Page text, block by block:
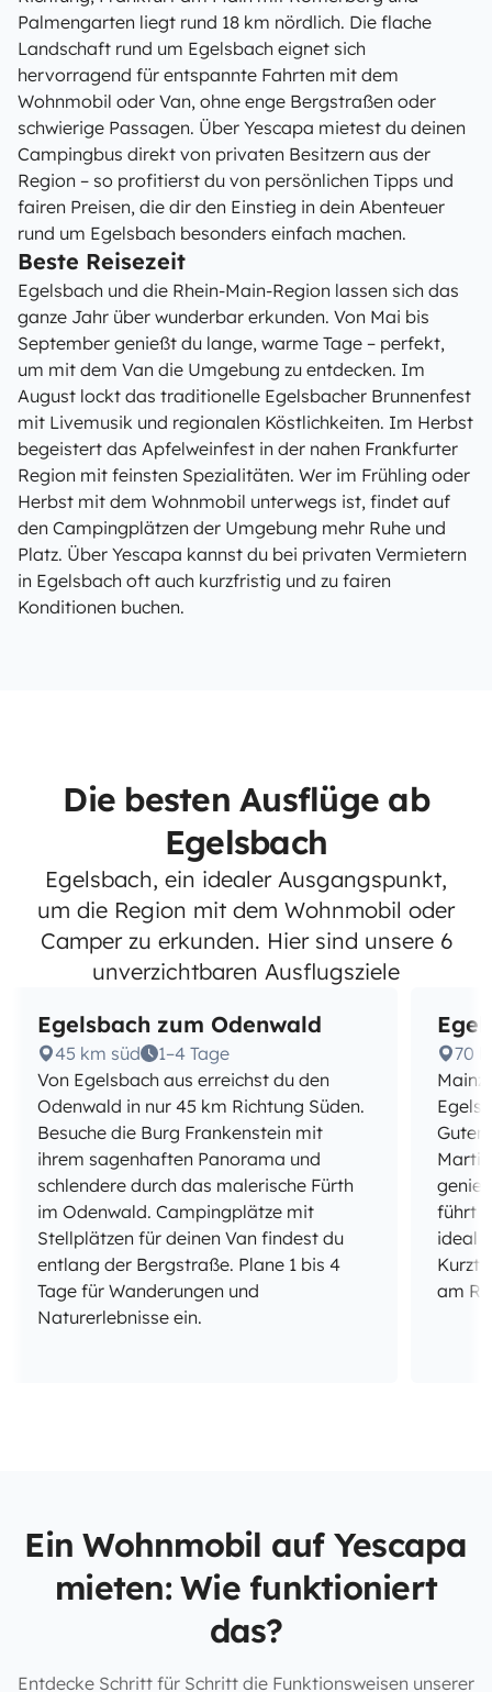
Palmengarten liegt rund 18 km nördlich. Die flache
Landschaft rund um Egelsbach eignet sich
hervorragend für entspannte Fahrten mit dem
Wohnmobil oder Van, ohne enge Bergstraßen oder
schwierige Passagen. Über Yescapa mietest du deinen
Campingbus direkt von privaten Besitzern aus der
Region – so profitierst du von persönlichen Tipps und
fairen Preisen, die dir den Einstieg in dein Abenteuer
rund um Egelsbach besonders einfach machen.
Beste Reisezeit
Egelsbach und die Rhein-Main-Region lassen sich das
ganze Jahr über wunderbar erkunden. Von Mai bis
September genießt du lange, warme Tage – perfekt,
um mit dem Van die Umgebung zu entdecken. Im
August lockt das traditionelle Egelsbacher Brunnenfest
mit Livemusik und regionalen Köstlichkeiten. Im Herbst
begeistert das Apfelweinfest in der nahen Frankfurter
Region mit feinsten Spezialitäten. Wer im Frühling oder
Herbst mit dem Wohnmobil unterwegs ist, findet auf
den Campingplätzen der Umgebung mehr Ruhe und
Platz. Über Yescapa kannst du bei privaten Vermietern
in Egelsbach oft auch kurzfristig und zu fairen
Konditionen buchen.
Die besten Ausflüge ab
Egelsbach
Egelsbach, ein idealer Ausgangspunkt,
um die Region mit dem Wohnmobil oder
Camper zu erkunden. Hier sind unsere 6
unverzichtbaren Ausflugsziele
Egelsbach zum Odenwald
45 km süd
1–4 Tage
Von Egelsbach aus erreichst du den
Odenwald in nur 45 km Richtung Süden.
Besuche die Burg Frankenstein mit
ihrem sagenhaften Panorama und
schlendere durch das malerische Fürth
im Odenwald. Campingplätze mit
Stellplätzen für deinen Van findest du
entlang der Bergstraße. Plane 1 bis 4
Tage für Wanderungen und
Naturerlebnisse ein.
70
Mainz
führt
ideal
am
Ein Wohnmobil auf Yescapa
mieten: Wie funktioniert
das?
Entdecke Schritt für Schritt die Funktionsweisen unserer